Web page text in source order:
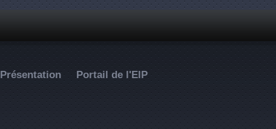
Présentation Portail de l'EIP